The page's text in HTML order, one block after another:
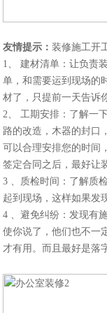
友情提示：装修施工开
1、 建材清单：让负责
单，和需要运到现场的
材了，只提前一天告诉
2、 工期安排：了解一
路的改造，木器的封口
可以合理安排您的时间
签定合同之后，最好让
3 、质检时间：了解质
起到现场，这样如果发
4 、避免纠纷：发现有
使你说了，他们也不一
才有用。而且最好是落